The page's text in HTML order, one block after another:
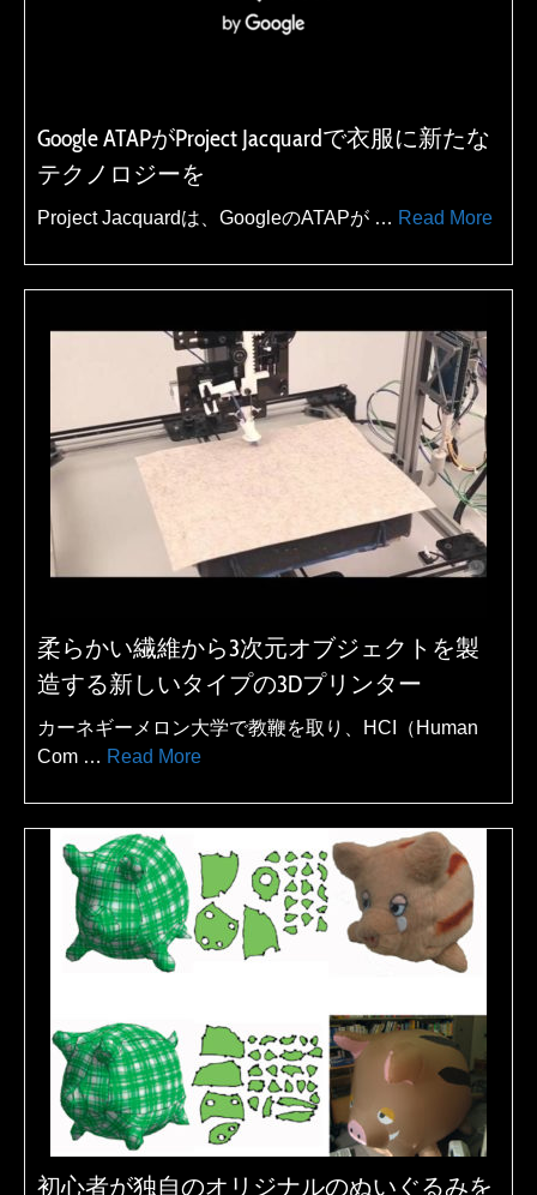
Google ATAPがProject Jacquardで衣服に新たな
テクノロジーを
Project Jacquardは、GoogleのATAPが … Read More
柔らかい繊維から3次元オブジェクトを製
造する新しいタイプの3Dプリンター
カーネギーメロン大学で教鞭を取り、HCI（Human
Com … Read More
初心者が独自のオリジナルのぬいぐるみを